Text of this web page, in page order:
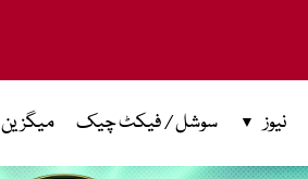
نیوز سوشل / فیکٹ چیک میگزین